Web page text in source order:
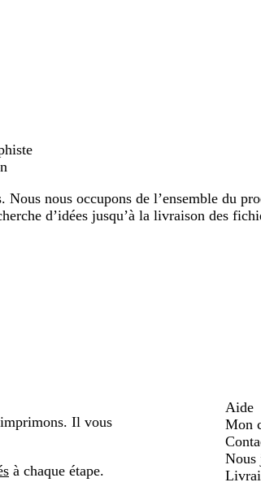
Nous nous occupons de l’ensemble du
d’idées jusqu’à la livraison des
Il vous
à chaque étape.
Aide
Mon
Nous